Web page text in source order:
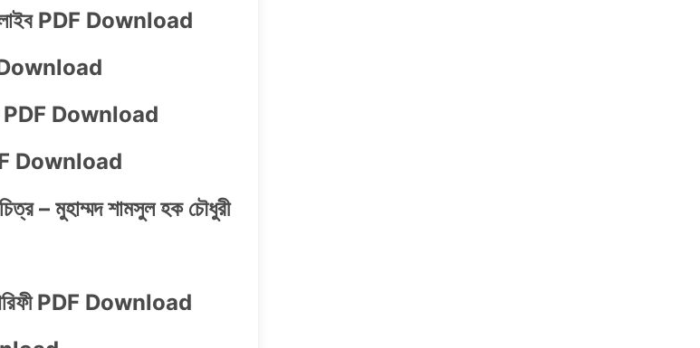
কুলাইব PDF Download
Download
PDF Download
Download
– মুহাম্মদ শামসুল হক চৌধুরী
আরিফী PDF Download